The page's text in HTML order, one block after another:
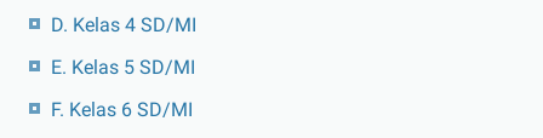
D. Kelas 4 SD/MI
E. Kelas 5 SD/MI
F. Kelas 6 SD/MI